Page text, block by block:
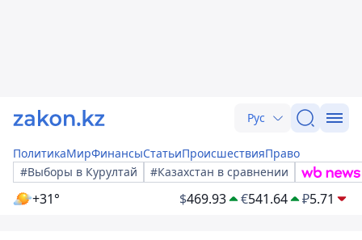
Рус
ПолитикаМирФинансыСтатьиПроисшествияПраво
#Выборы в Курултай
#Казахстан в сравнении
+31° $469.93 €541.64 ₽5.71